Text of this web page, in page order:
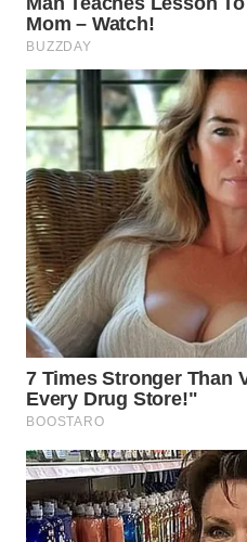
WN
WN
SULUT
WN
MALUKU
WN
MALUT
WN
DAIRI
DANAU